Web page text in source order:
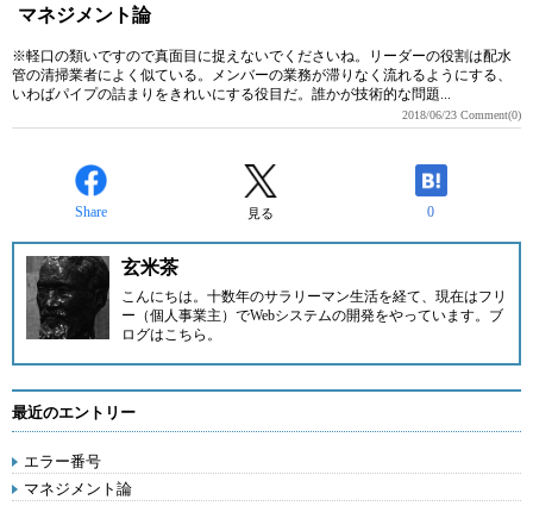
マネジメント論
※軽口の類いですので真面目に捉えないでくださいね。リーダーの役割は配水
管の清掃業者によく似ている。メンバーの業務が滞りなく流れるようにする、
いわばパイプの詰まりをきれいにする役目だ。誰かが技術的な問題...
2018/06/23 Comment(0)
Share 見る 0
玄米茶
こんにちは。十数年のサラリーマン生活を経て、現在はフリ
ー（個人事業主）でWebシステムの開発をやっています。ブ
ログはこちら 。
最近のエントリー
エラー番号
マネジメント論